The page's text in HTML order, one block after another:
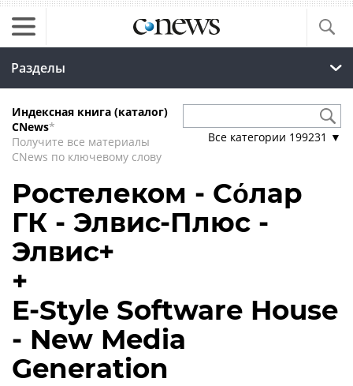
Разделы
Индексная книга (каталог)
CNews*
Получите все материалы
CNews по ключевому слову
Все категории 199231 ▼
Ростелеком - Сόлар
ГК - Элвис-Плюс -
Элвис+
+
E-Style Software House
- New Media
Generation